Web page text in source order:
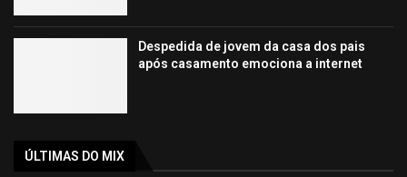
Despedida de jovem da casa dos pais
após casamento emociona a internet
ÚLTIMAS DO MIX